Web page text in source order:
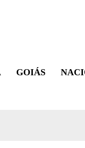
GOIÁS